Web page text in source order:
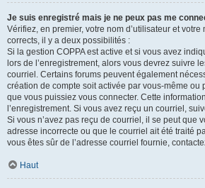
Je suis enregistré mais je ne peux pas me
Vérifiez, en premier, votre nom d’utilisateur et votre
corrects, il y a deux possibilités :
Si la gestion COPPA est active et si vous avez
lors de l’enregistrement, alors vous devrez suivre
courriel. Certains forums peuvent également
création de compte soit activée par vous-même ou
que vous puissiez vous connecter. Cette
l’enregistrement. Si vous avez reçu un courriel,
Si vous n’avez pas reçu de courriel, il se peut que
adresse incorrecte ou que le courriel ait été traité
vous êtes sûr de l’adresse courriel fournie,
Haut